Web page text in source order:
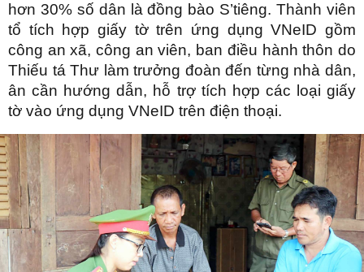
hơn 30% số dân là đồng bào S’tiêng. Thành viên
tổ tích hợp giấy tờ trên ứng dụng VNeID gồm
công an xã, công an viên, ban điều hành thôn do
Thiếu tá Thư làm trưởng đoàn đến từng nhà dân,
ân cần hướng dẫn, hỗ trợ tích hợp các loại giấy
tờ vào ứng dụng VNeID trên điện thoại.